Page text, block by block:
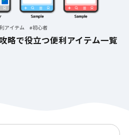
アイテム #初心者
略で役立つ便利アイテム一覧